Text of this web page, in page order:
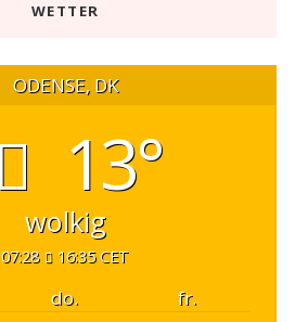
WETTER
ODENSE, DK
13°
wolkig
07:28 16:35 CET
do.
fr.